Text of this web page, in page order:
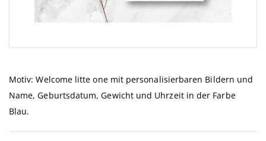
der
Bildgalerie
springen
Motiv: Welcome litte one mit personalisierbaren Bildern und
Name, Geburtsdatum, Gewicht und Uhrzeit in der Farbe
Blau.